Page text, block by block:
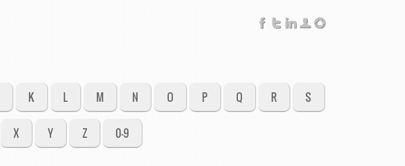
K L M N O P Q R S
X Y Z 0-9